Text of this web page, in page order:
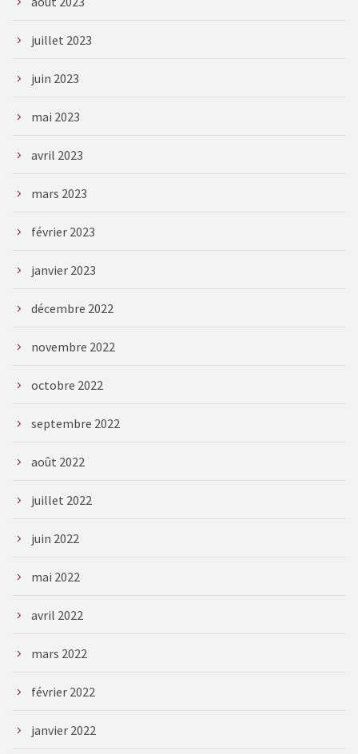
juillet 2023
juin 2023
mai 2023
avril 2023
mars 2023
février 2023
janvier 2023
décembre 2022
novembre 2022
octobre 2022
septembre 2022
août 2022
juillet 2022
juin 2022
mai 2022
avril 2022
mars 2022
février 2022
janvier 2022